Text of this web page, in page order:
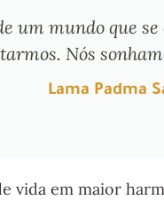
um mundo que
Nós
Lama Padma
vida em maior